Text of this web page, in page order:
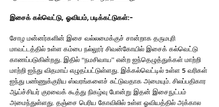
இசைக்கல்வெட்டு, ஓவியம்,படிக்கட்டுகள்:-
சோழ மன்னர்களின் இசை வல்லமைக்குச் சான்றாக தருமபுரி
மாவட்டத்தில் உள்ள கம்பை நல்லூர் சிவன்கோயில் இசைக் கல்வெட்டு
காணப்படுகின்றது. இதில் “நமசிவாய” என்ற ஐந்தெழுத்துக்கள் மாற்றி
மாற்றி ஐந்து விதமாய் எழுதப்பட்டுள்ளது. இக்கல்வெட்டில் உள்ள 5 வரிகள்
ஐந்து பண்ணுக்குரிய ஸ்வரங்களைச் சுட்டுவதாக அமையும். சிலப்பதிகார
ஆய்ச்சியர் குரவைக் கூத்து நிகழ்வு போன்று இதன் இசைநுட்பம்
அமைந்துள்ளது. தஞ்சை பெரிய கோவிலில் உள்ள ஓவியத்தில் அக்கால